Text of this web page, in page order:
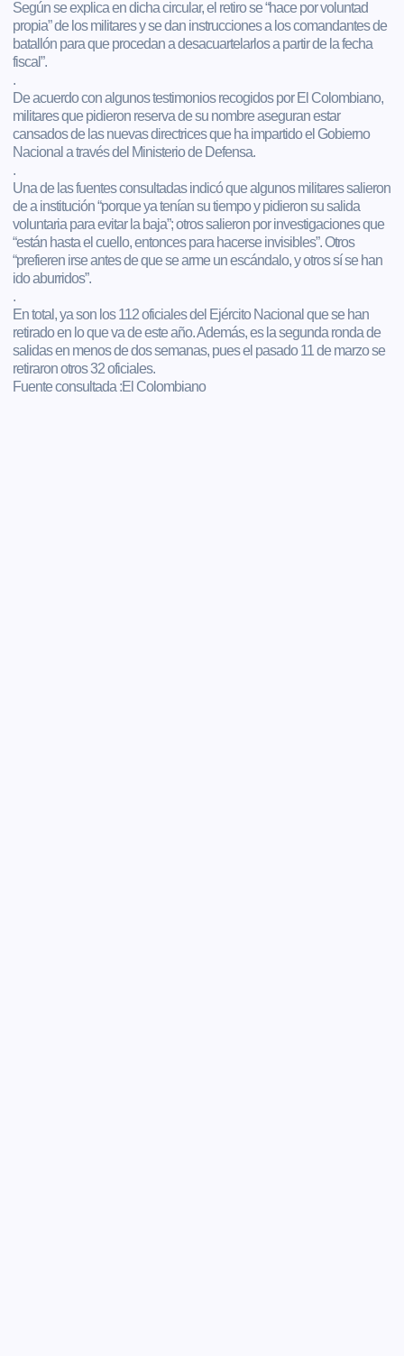
Según se explica en dicha circular, el retiro se “hace por voluntad
propia” de los militares y se dan instrucciones a los comandantes de
batallón para que procedan a desacuartelarlos a partir de la fecha
fiscal”.
.
De acuerdo con algunos testimonios recogidos por El Colombiano,
militares que pidieron reserva de su nombre aseguran estar
cansados de las nuevas directrices que ha impartido el Gobierno
Nacional a través del Ministerio de Defensa.
.
Una de las fuentes consultadas indicó que algunos militares salieron
de a institución “porque ya tenían su tiempo y pidieron su salida
voluntaria para evitar la baja”; otros salieron por investigaciones que
“están hasta el cuello, entonces para hacerse invisibles”. Otros
“prefieren irse antes de que se arme un escándalo, y otros sí se han
ido aburridos”.
.
En total, ya son los 112 oficiales del Ejército Nacional que se han
retirado en lo que va de este año. Además, es la segunda ronda de
salidas en menos de dos semanas, pues el pasado 11 de marzo se
retiraron otros 32 oficiales.
Fuente consultada :El Colombiano